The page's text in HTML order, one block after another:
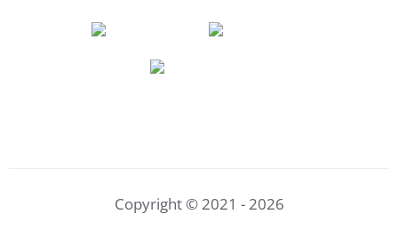
Copyright © 2021 - 2026